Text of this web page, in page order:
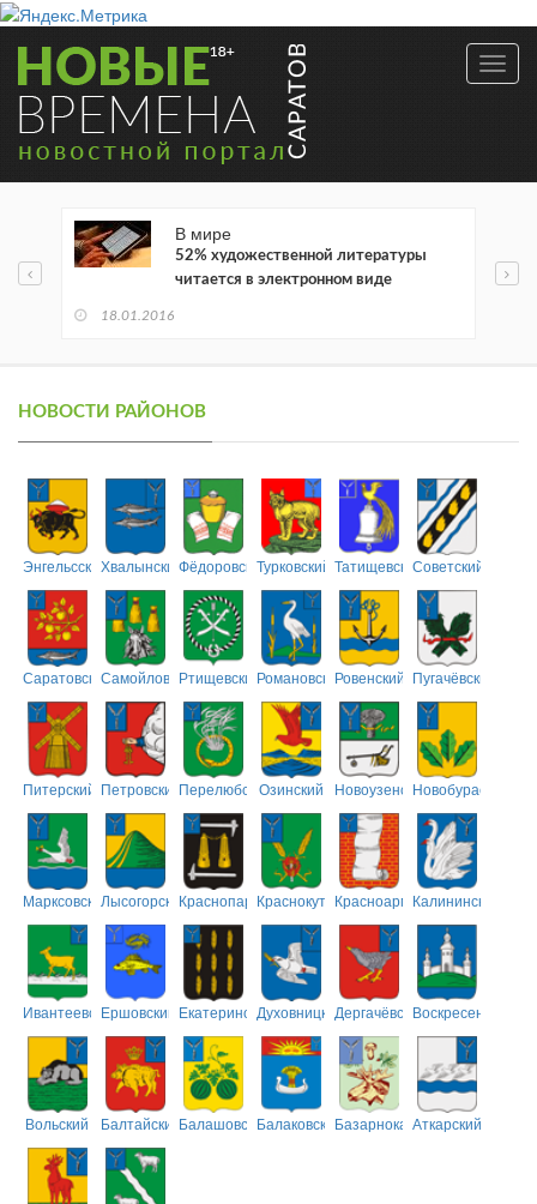
В мире
52% художественной литературы
читается в электронном виде
18.01.2016
НОВОСТИ РАЙОНОВ
ЭнгельсскийХвалынскийФёдоровскийТурковский ТатищевскийСоветский
СаратовскийСамойловскийРтищевскийРомановскийРовенский Пугачёвский
Питерский ПетровскийПерелюбскийОзинский НовоузенскийНовобурасский
МарксовскийЛысогорскийКраснопартизанский
КраснокутскийКрасноармейский
Калининский
ИвантеевскийЕршовский ЕкатериновскийДуховницкийДергачёвскийВоскресенский
Вольский БалтайскийБалашовскийБалаковскийБазарнокарабулакский
Аткарский